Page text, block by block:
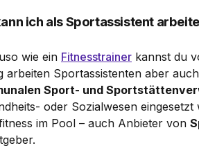
ich als Sportassistent
wie ein Fitnesstrainer kannst du
arbeiten Sportassistenten aber
Sport- und
oder Sozialwesen
im Pool – auch Anbieter von